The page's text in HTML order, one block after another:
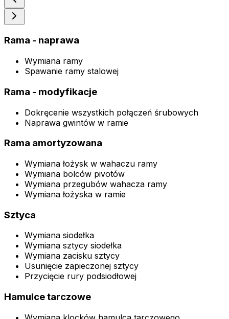
Rama - naprawa
Wymiana ramy
Spawanie ramy stalowej
Rama - modyfikacje
Dokręcenie wszystkich połączeń śrubowych
Naprawa gwintów w ramie
Rama amortyzowana
Wymiana łożysk w wahaczu ramy
Wymiana bolców pivotów
Wymiana przegubów wahacza ramy
Wymiana łożyska w ramie
Sztyca
Wymiana siodełka
Wymiana sztycy siodełka
Wymiana zacisku sztycy
Usunięcie zapieczonej sztycy
Przycięcie rury podsiodłowej
Hamulce tarczowe